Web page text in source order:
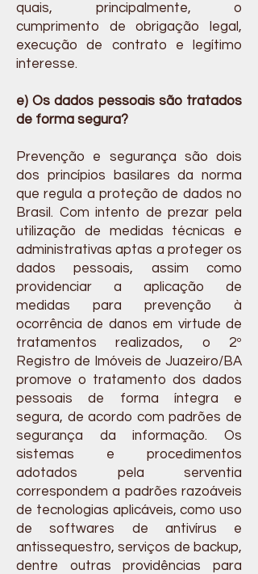
quais, principalmente, o
cumprimento de obrigação legal,
execução de contrato e legítimo
interesse.
e) Os dados pessoais são tratados
de forma segura?
Prevenção e segurança são dois
dos princípios basilares da norma
que regula a proteção de dados no
Brasil. Com intento de prezar pela
utilização de medidas técnicas e
administrativas aptas a proteger os
dados pessoais, assim como
providenciar a aplicação de
medidas para prevenção à
ocorrência de danos em virtude de
tratamentos realizados, o 2º
Registro de Imóveis de Juazeiro/BA
promove o tratamento dos dados
pessoais de forma íntegra e
segura, de acordo com padrões de
segurança da informação. Os
sistemas e procedimentos
adotados pela serventia
correspondem a padrões razoáveis
de tecnologias aplicáveis, como uso
de softwares de antivírus e
antissequestro, serviços de backup,
dentre outras providências para